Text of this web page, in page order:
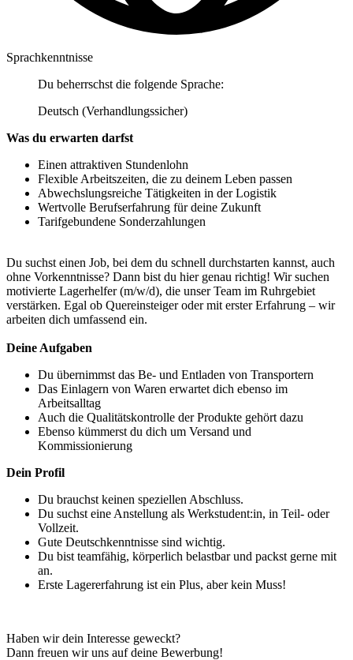
Sprachkenntnisse
Du beherrschst die folgende Sprache:
Deutsch (Verhandlungssicher)
Was du erwarten darfst
Einen attraktiven Stundenlohn
Flexible Arbeitszeiten, die zu deinem Leben passen
Abwechslungsreiche Tätigkeiten in der Logistik
Wertvolle Berufserfahrung für deine Zukunft
Tarifgebundene Sonderzahlungen
Du suchst einen Job, bei dem du schnell durchstarten kannst, auch
ohne Vorkenntnisse? Dann bist du hier genau richtig! Wir suchen
motivierte Lagerhelfer (m/w/d), die unser Team im Ruhrgebiet
verstärken. Egal ob Quereinsteiger oder mit erster Erfahrung – wir
arbeiten dich umfassend ein.
Deine Aufgaben
Du übernimmst das Be- und Entladen von Transportern
Das Einlagern von Waren erwartet dich ebenso im
Arbeitsalltag
Auch die Qualitätskontrolle der Produkte gehört dazu
Ebenso kümmerst du dich um Versand und
Kommissionierung
Dein Profil
Du brauchst keinen speziellen Abschluss.
Du suchst eine Anstellung als Werkstudent:in, in Teil- oder
Vollzeit.
Gute Deutschkenntnisse sind wichtig.
Du bist teamfähig, körperlich belastbar und packst gerne mit
an.
Erste Lagererfahrung ist ein Plus, aber kein Muss!
Haben wir dein Interesse geweckt?
Dann freuen wir uns auf deine Bewerbung!